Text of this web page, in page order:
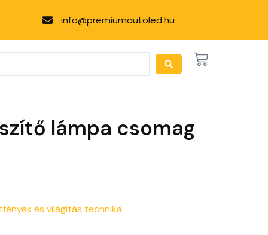
info@premiumautoled.hu
lámpa csomag
és világítás technika